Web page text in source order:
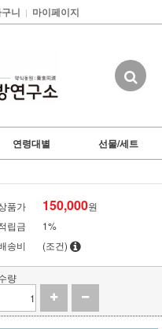
니 | 마이페이지
연령대별
선물/세트
품가 150,000원
립금
1%
송비
(조건)
량